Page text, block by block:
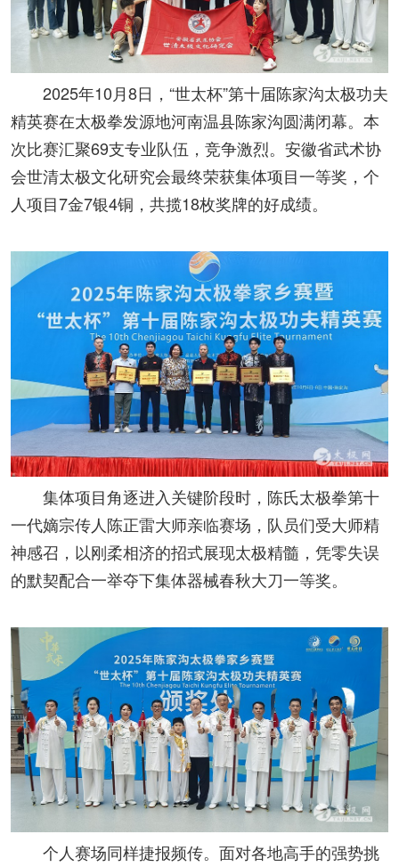
2025年10月8日，“世太杯”第十届陈家沟太极功夫
精英赛在太极拳发源地河南温县陈家沟圆满闭幕。本
次比赛汇聚69支专业队伍，竞争激烈。安徽省武术协
会世清太极文化研究会最终荣获集体项目一等奖，个
人项目7金7银4铜，共揽18枚奖牌的好成绩。
集体项目角逐进入关键阶段时，陈氏太极拳第十
一代嫡宗传人陈正雷大师亲临赛场，队员们受大师精
神感召，以刚柔相济的招式展现太极精髓，凭零失误
的默契配合一举夺下集体器械春秋大刀一等奖。
个人赛场同样捷报频传。面对各地高手的强势挑